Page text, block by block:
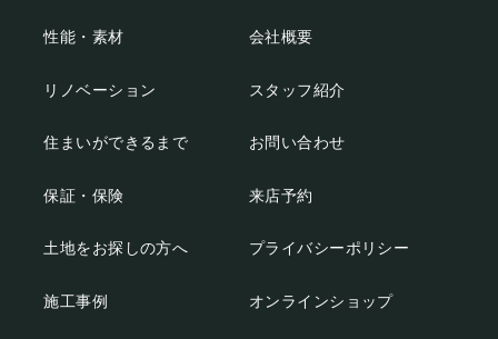
性能・素材
リノベーション
住まいができるまで
保証・保険
土地をお探しの方へ
施工事例
会社概要
スタッフ紹介
お問い合わせ
来店予約
プライバシーポリシー
オンラインショップ